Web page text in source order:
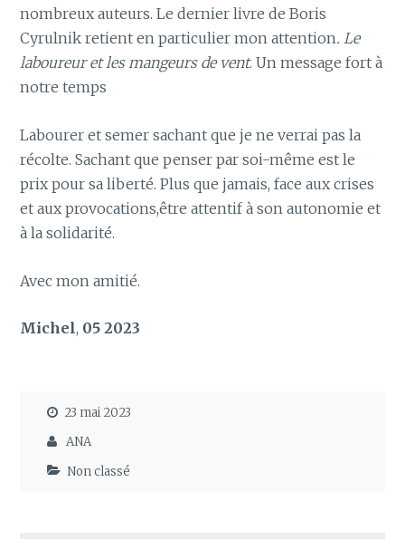
nombreux auteurs. Le dernier livre de Boris
Cyrulnik retient en particulier mon attention. Le
laboureur et les mangeurs de vent. Un message fort à
notre temps
Labourer et semer sachant que je ne verrai pas la
récolte. Sachant que penser par soi-même est le
prix pour sa liberté. Plus que jamais, face aux crises
et aux provocations,être attentif à son autonomie et
à la solidarité.
Avec mon amitié.
Michel, 05 2023
23 mai 2023
ANA
Non classé